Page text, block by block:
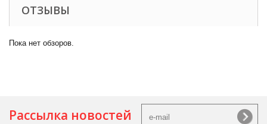
ОТЗЫВЫ
Пока нет обзоров.
Рассылка новостей